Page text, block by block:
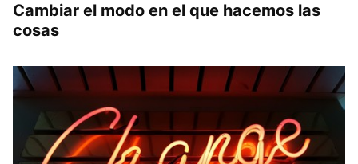
Cambiar el modo en el que hacemos las
cosas